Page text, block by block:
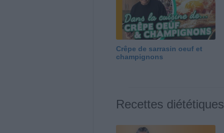
Crêpe de sarrasin oeuf et
champignons
Recettes diététiques